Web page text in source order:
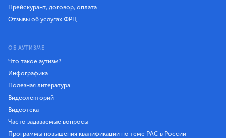
Прейскурант, договор, оплата
Отзывы об услугах ФРЦ
ОБ АУТИЗМЕ
Что такое аутизм?
Инфографика
Полезная литература
Видеолекторий
Видеотека
Часто задаваемые вопросы
Программы повышения квалификации по теме РАС в России